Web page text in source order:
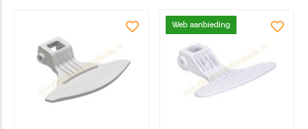
Web aanbieding